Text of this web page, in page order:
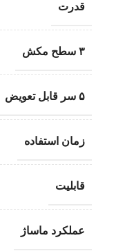
قدرت
۳ سطح مکش
۵ سر قابل تعویض
زمان استفاده
قابلیت
عملکرد ماساژ